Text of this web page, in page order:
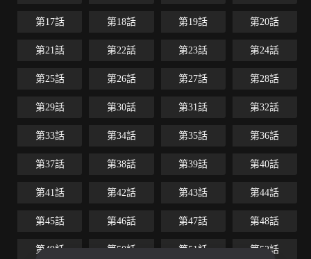
第17話 第18話 第19話 第20話
第21話 第22話 第23話 第24話
第25話 第26話 第27話 第28話
第29話 第30話 第31話 第32話
第33話 第34話 第35話 第36話
第37話 第38話 第39話 第40話
第41話 第42話 第43話 第44話
第45話 第46話 第47話 第48話
第49話 第50話 第51話 第52話